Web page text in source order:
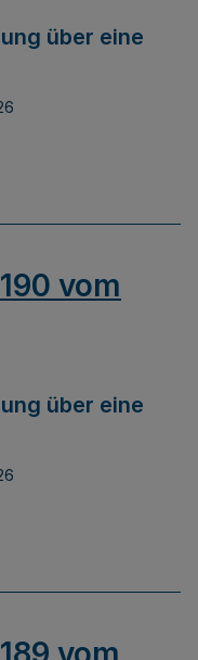
über eine
vom
über eine